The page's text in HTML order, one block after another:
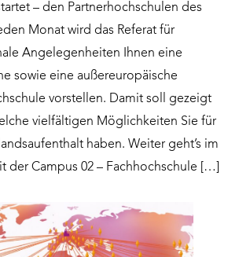
– den Partnerhochschulen des
Monat wird das Referat für
Angelegenheiten Ihnen eine
sowie eine außereuropäische
vorstellen. Damit soll gezeigt
vielfältigen Möglichkeiten Sie für
haben. Weiter geht’s im
der Campus 02 – Fachhochschule […]